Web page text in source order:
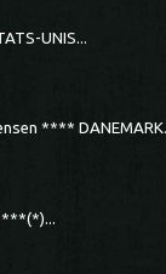
UNIS...
****
***(*)...